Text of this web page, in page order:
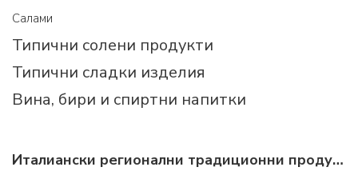
Салами
Типични солени продукти
Типични сладки изделия
Вина, бири и спиртни напитки
Италиански регионални традиционни продукти